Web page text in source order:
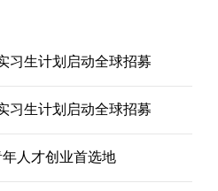
习生计划启动全球招募
习生计划启动全球招募
人才创业首选地